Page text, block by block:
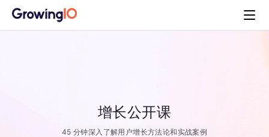
增长公开课
45 分钟深入了解用户增长方法论和实战案例